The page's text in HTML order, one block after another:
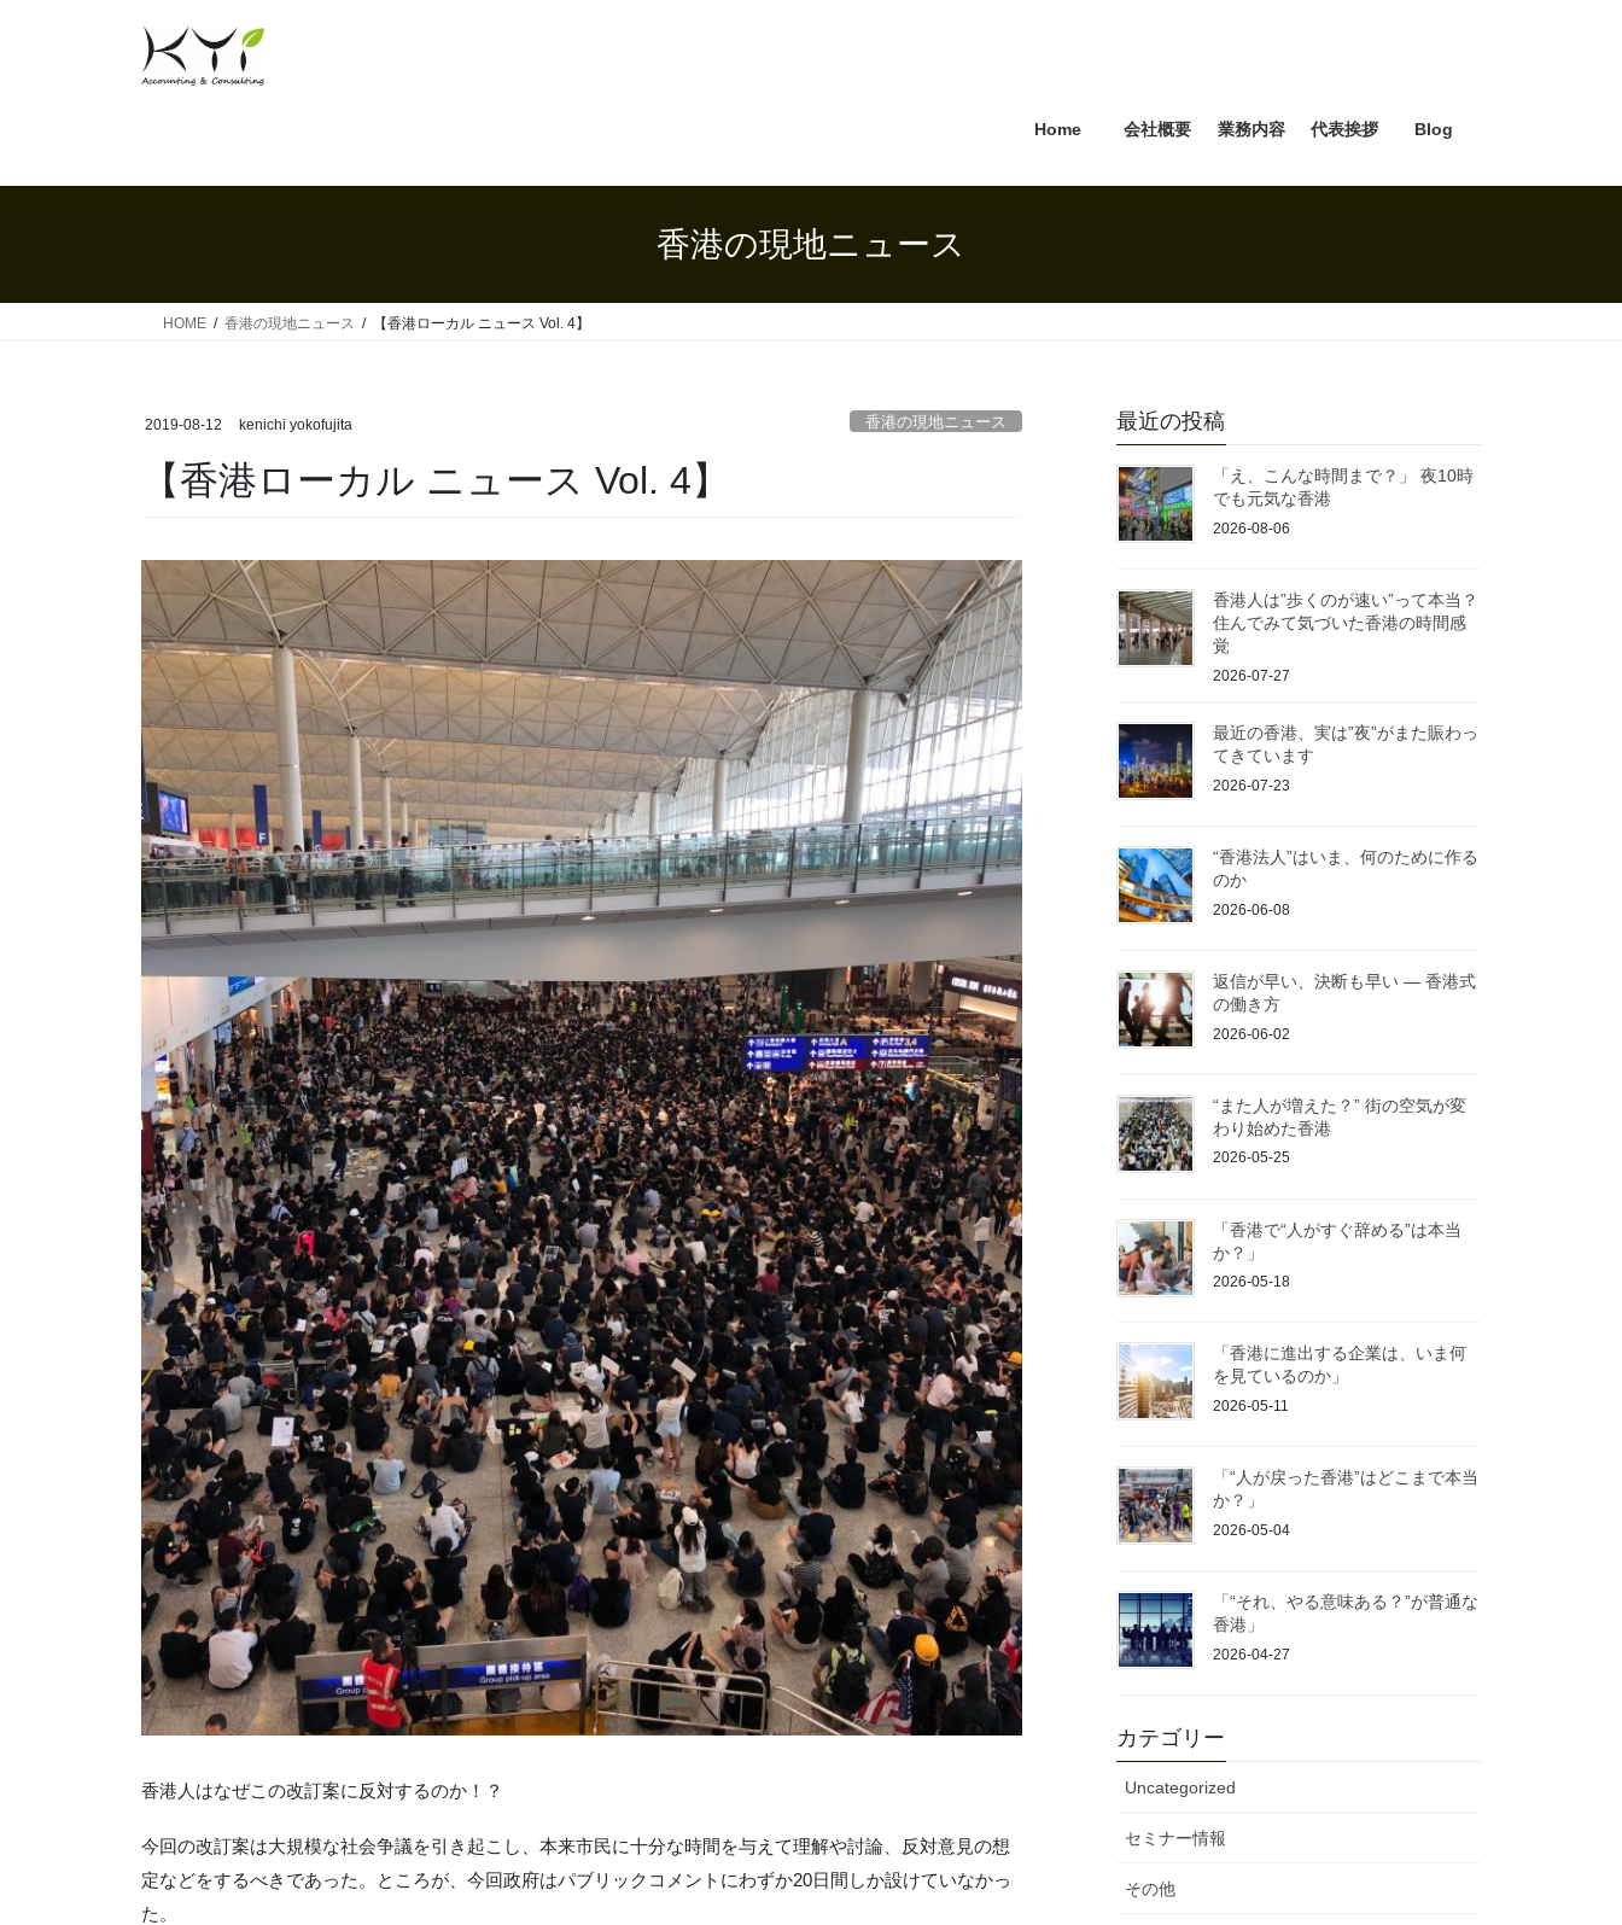
ス
ン
Home 会社概要 業務内容 代表挨拶 Blog
香港の現地ニュース
HOME 香港の現地ニュース 【香港ローカル ニュース Vol. 4】
2019-08-12 kenichi yokofujita 香港の現地ニュース
【香港ローカル ニュース Vol. 4】
香港人はなぜこの改訂案に反対するのか！？
今回の改訂案は大規模な社会争議を引き起こし、本来市民に十分な時間を与えて理解や討論、反対意見の想
定などをするべきであった。ところが、今回政府はパブリックコメントにわずか20日間しか設けていなかっ
た。
最近の投稿
「え、こんな時間まで？」 夜10時
でも元気な香港
2026-08-06
香港人は”歩くのが速い”って本当？
住んでみて気づいた香港の時間感
覚
2026-07-27
最近の香港、実は”夜”がまた賑わっ
てきています
2026-07-23
“香港法人”はいま、何のために作る
のか
2026-06-08
返信が早い、決断も早い ― 香港式
の働き方
2026-06-02
“また人が増えた？” 街の空気が変
わり始めた香港
2026-05-25
「香港で“人がすぐ辞める”は本当
か？」
2026-05-18
「香港に進出する企業は、いま何
を見ているのか」
2026-05-11
「“人が戻った香港”はどこまで本当
か？」
2026-05-04
「“それ、やる意味ある？”が普通な
香港」
2026-04-27
カテゴリー
Uncategorized
セミナー情報
その他